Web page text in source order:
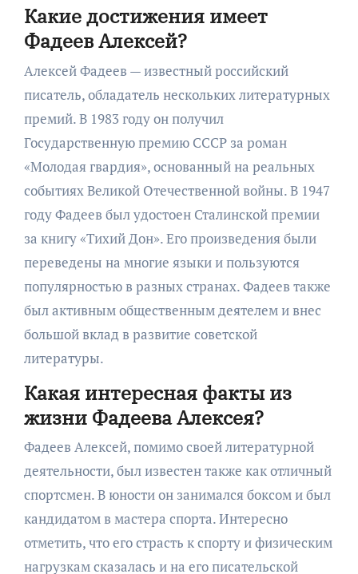
Какие достижения имеет
Фадеев Алексей?
Алексей Фадеев — известный российский
писатель, обладатель нескольких литературных
премий. В 1983 году он получил
Государственную премию СССР за роман
«Молодая гвардия», основанный на реальных
событиях Великой Отечественной войны. В 1947
году Фадеев был удостоен Сталинской премии
за книгу «Тихий Дон». Его произведения были
переведены на многие языки и пользуются
популярностью в разных странах. Фадеев также
был активным общественным деятелем и внес
большой вклад в развитие советской
литературы.
Какая интересная факты из
жизни Фадеева Алексея?
Фадеев Алексей, помимо своей литературной
деятельности, был известен также как отличный
спортсмен. В юности он занимался боксом и был
кандидатом в мастера спорта. Интересно
отметить, что его страсть к спорту и физическим
нагрузкам сказалась и на его писательской